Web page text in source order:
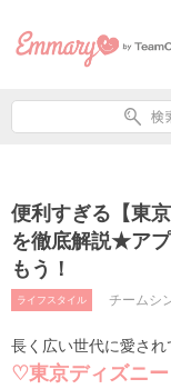
便利すぎる【東
を徹底解説★ア
もう！
ライフスタイル チームシ
長く広い世代に愛され
♡東京ディズニ